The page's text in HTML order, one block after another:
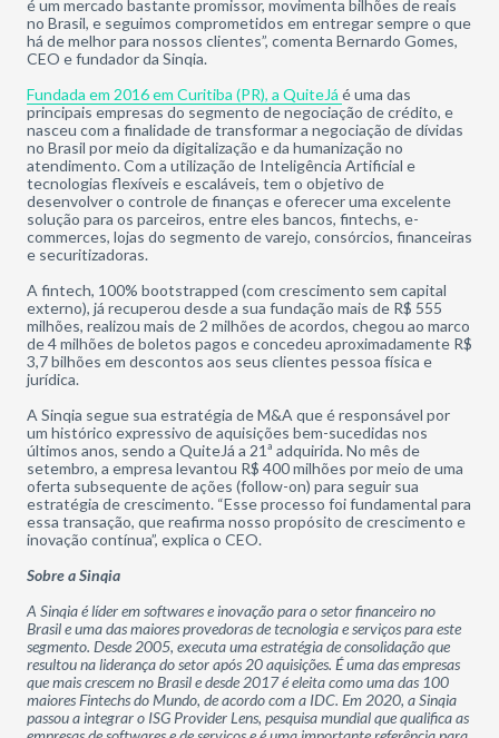
é um mercado bastante promissor, movimenta bilhões de reais
no Brasil, e seguimos comprometidos em entregar sempre o que
há de melhor para nossos clientes”, comenta Bernardo Gomes,
CEO e fundador da Sinqia.
Fundada em 2016 em Curitiba (PR), a QuiteJá é uma das
principais empresas do segmento de negociação de crédito, e
nasceu com a finalidade de transformar a negociação de dívidas
no Brasil por meio da digitalização e da humanização no
atendimento. Com a utilização de Inteligência Artificial e
tecnologias flexíveis e escaláveis, tem o objetivo de
desenvolver o controle de finanças e oferecer uma excelente
solução para os parceiros, entre eles bancos, fintechs, e-
commerces, lojas do segmento de varejo, consórcios, financeiras
e securitizadoras.
A fintech, 100% bootstrapped (com crescimento sem capital
externo), já recuperou desde a sua fundação mais de R$ 555
milhões, realizou mais de 2 milhões de acordos, chegou ao marco
de 4 milhões de boletos pagos e concedeu aproximadamente R$
3,7 bilhões em descontos aos seus clientes pessoa física e
jurídica.
A Sinqia segue sua estratégia de M&A que é responsável por
um histórico expressivo de aquisições bem-sucedidas nos
últimos anos, sendo a QuiteJá a 21ª adquirida. No mês de
setembro, a empresa levantou R$ 400 milhões por meio de uma
oferta subsequente de ações (follow-on) para seguir sua
estratégia de crescimento. “Esse processo foi fundamental para
essa transação, que reafirma nosso propósito de crescimento e
inovação contínua”, explica o CEO.
Sobre a Sinqia
A Sinqia é líder em softwares e inovação para o setor financeiro no
Brasil e uma das maiores provedoras de tecnologia e serviços para este
segmento. Desde 2005, executa uma estratégia de consolidação que
resultou na liderança do setor após 20 aquisições. É uma das empresas
que mais crescem no Brasil e desde 2017 é eleita como uma das 100
maiores Fintechs do Mundo, de acordo com a IDC. Em 2020, a Sinqia
passou a integrar o ISG Provider Lens, pesquisa mundial que qualifica as